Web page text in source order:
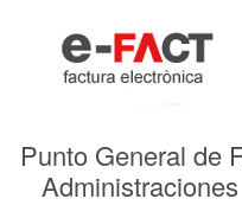
Punto General de